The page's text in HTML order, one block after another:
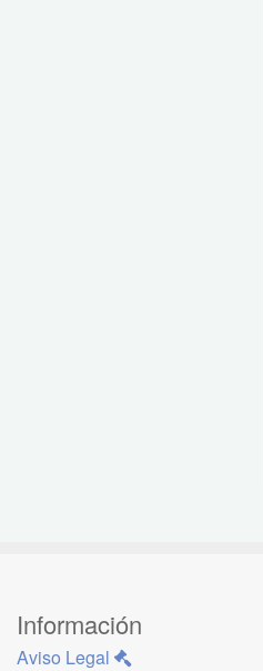
Información
Aviso Legal